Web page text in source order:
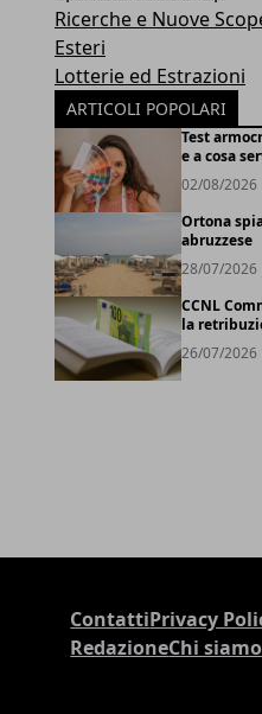
Ricerche e Nuove
Esteri
Lotterie ed Estrazioni
ARTICOLI POPOLARI
Test
e a cosa
02/08/2026
Ortona
abruzzese
28/07/2026
CCNL
la
26/07/2026
ContattiPrivacy
RedazioneChi siamo